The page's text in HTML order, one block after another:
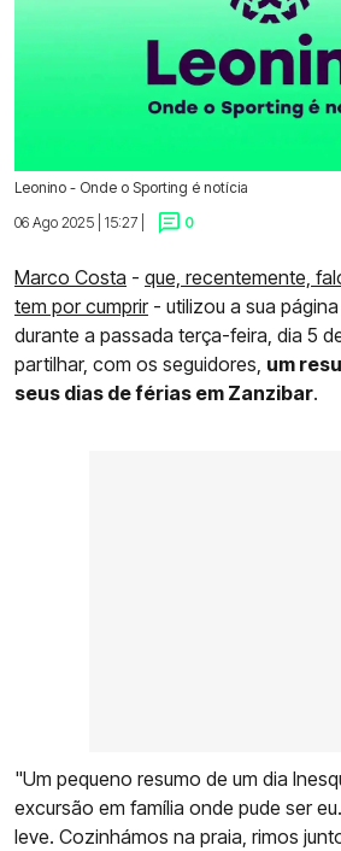
Leonino - Onde o Sporting é notícia
06 Ago 2025 | 15:27 |
0
Marco Costa - que, recentemente,
tem por cumprir- utilizou a sua
durante a passada terça-feira, dia 5
partilhar, com os seguidores, um
seus dias de férias em Zanzibar.
"Um pequeno resumo de um dia
excursão em família onde pude ser
leve. Cozinhámos na praia, rimos